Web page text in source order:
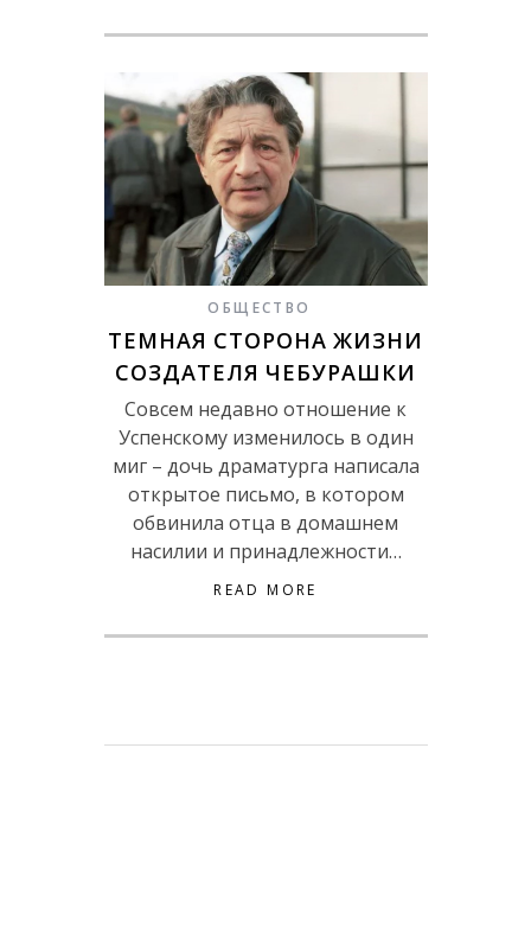
ОБЩЕСТВО
ТЕМНАЯ СТОРОНА ЖИЗНИ
СОЗДАТЕЛЯ ЧЕБУРАШКИ
Совсем недавно отношение к
Успенскому изменилось в один
миг – дочь драматурга написала
открытое письмо, в котором
обвинила отца в домашнем
насилии и принадлежности…
READ MORE